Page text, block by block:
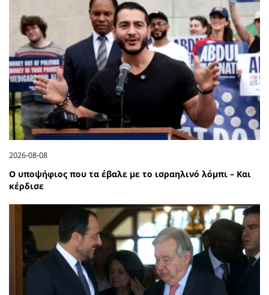
2026-08-08
Ο υποψήφιος που τα έβαλε με το ισραηλινό λόμπι – Και
κέρδισε